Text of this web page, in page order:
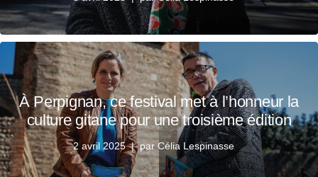
À Perpignan, ce festival met à l’honneur la
culture gitane pour une troisième édition
2 avril 2025 parCélia Lespinasse